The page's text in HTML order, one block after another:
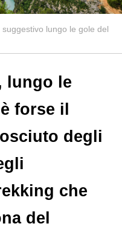
lungo le gole del
lungo le
forse il
degli
che
del